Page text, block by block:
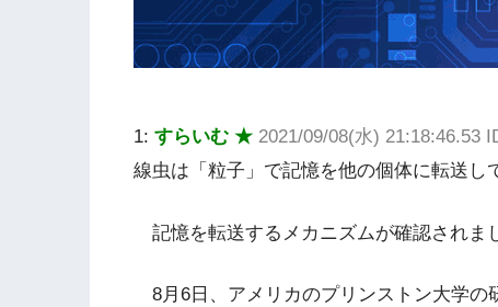
1: すらいむ ★ 2021/09/08(水) 21:18:46.53
線虫は「粒子」で記憶を他の個体に転送し
記憶を転送するメカニズムが確認されま
8月6日、アメリカのプリンストン大学の